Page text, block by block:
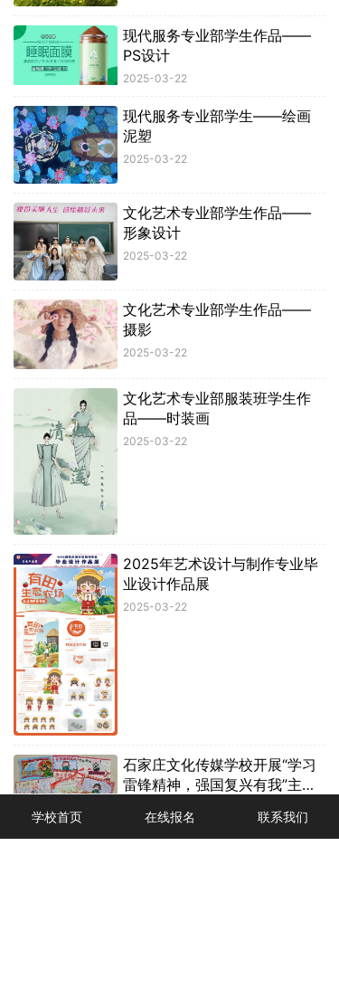
现代服务专业部学生作品——
PS设计
2025-03-22
现代服务专业部学生——绘画
泥塑
2025-03-22
文化艺术专业部学生作品——
形象设计
2025-03-22
文化艺术专业部学生作品——
摄影
2025-03-22
文化艺术专业部服装班学生作
品——时装画
2025-03-22
2025年艺术设计与制作专业毕
业设计作品展
2025-03-22
石家庄文化传媒学校开展“学习
雷锋精神，强国复兴有我”主题
2024-03-28
为深入贯彻落实党的二十大精神，
学校首页 在线报名 联系我们